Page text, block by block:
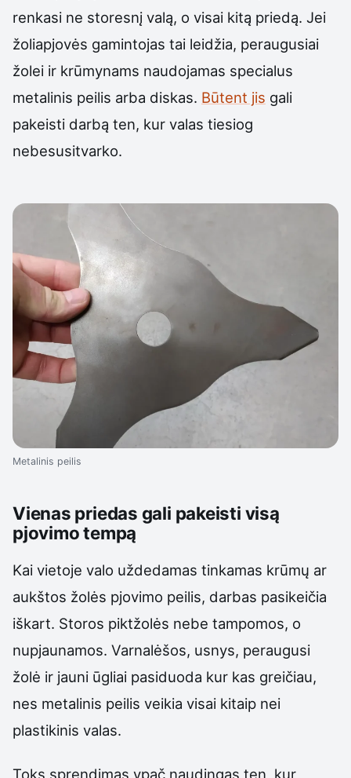
renkasi ne storesnį valą, o visai kitą priedą. Jei
žoliapjovės gamintojas tai leidžia, peraugusiai
žolei ir krūmynams naudojamas specialus
metalinis peilis arba diskas. Būtent jis gali
pakeisti darbą ten, kur valas tiesiog
nebesusitvarko.
Metalinis peilis
Vienas priedas gali pakeisti visą
pjovimo tempą
Kai vietoje valo uždedamas tinkamas krūmų ar
aukštos žolės pjovimo peilis, darbas pasikeičia
iškart. Storos piktžolės nebe tampomos, o
nupjaunamos. Varnalėšos, usnys, peraugusi
žolė ir jauni ūgliai pasiduoda kur kas greičiau,
nes metalinis peilis veikia visai kitaip nei
plastikinis valas.
Toks sprendimas ypač naudingas ten, kur